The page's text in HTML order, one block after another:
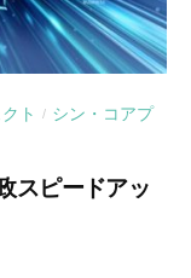
ト / シン・コアプ
スピードアッ